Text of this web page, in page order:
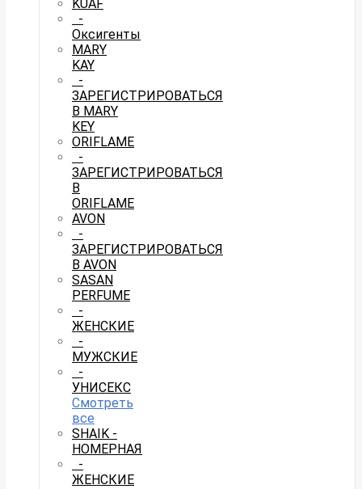
KUAF
-
Оксигенты
MARY
KAY
-
ЗАРЕГИСТРИРОВАТЬСЯ
В MARY
KEY
ORIFLAME
-
ЗАРЕГИСТРИРОВАТЬСЯ
В
ORIFLAME
AVON
-
ЗАРЕГИСТРИРОВАТЬСЯ
В AVON
SASAN
PERFUME
-
ЖЕНСКИЕ
-
МУЖСКИЕ
-
УНИСЕКС
Смотреть
все
SHAIK -
НОМЕРНАЯ
-
ЖЕНСКИЕ